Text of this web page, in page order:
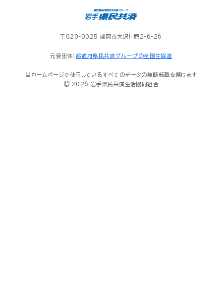
〒020-0025 盛岡市大沢川原2-6-26
元受団体： 都道府県民共済グループの全国生協連
当ホームページで使用しているすべてのデータの無断転載を禁じます
© 2026 岩手県民共済生活協同組合